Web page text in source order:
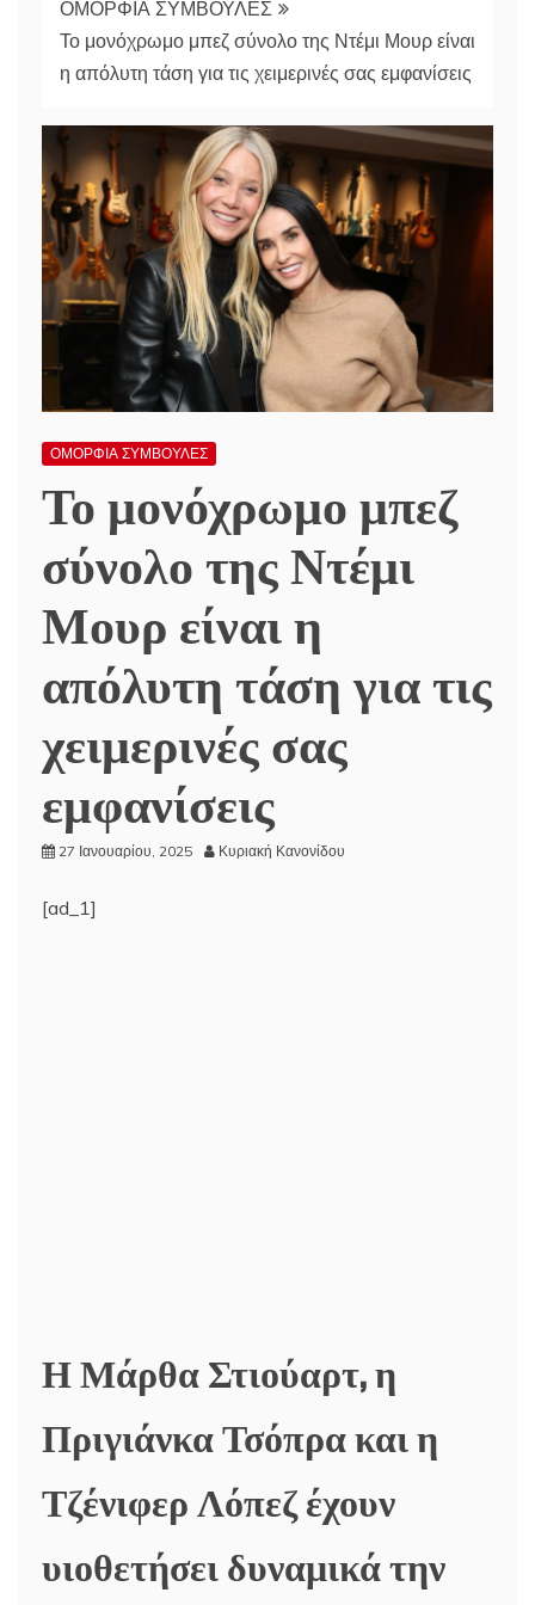
ΟΜΟΡΦΙΑ ΣΥΜΒΟΥΛΕΣ
Το μονόχρωμο μπεζ σύνολο της Ντέμι Μουρ είναι
η απόλυτη τάση για τις χειμερινές σας εμφανίσεις
ΟΜΟΡΦΙΑ ΣΥΜΒΟΥΛΕΣ
Το μονόχρωμο μπεζ
σύνολο της Ντέμι
Μουρ είναι η
απόλυτη τάση για τις
χειμερινές σας
εμφανίσεις
27 Ιανουαρίου, 2025 Κυριακή Κανονίδου
[ad_1]
Η Μάρθα Στιούαρτ, η
Πριγιάνκα Τσόπρα και η
Τζένιφερ Λόπεζ έχουν
υιοθετήσει δυναμικά την